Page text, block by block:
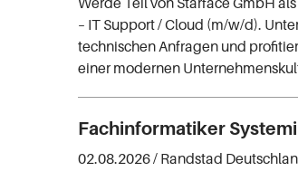
– IT Support / Cloud (m/w/d).
technischen Anfragen und
einer modernen
Fachinformatiker
02.08.2026 / Randstad